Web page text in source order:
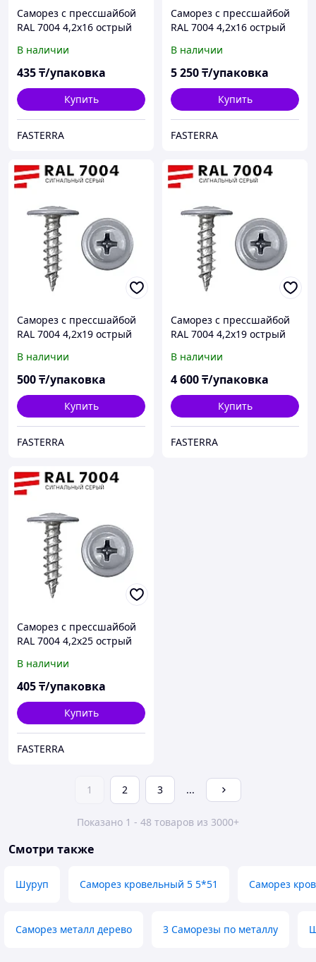
Саморез с прессшайбой
RAL 7004 4,2х16 острый
В наличии
435₸/упаковка
Купить
FASTERRA
Саморез с прессшайбой
RAL 7004 4,2х16 острый
В наличии
5 250₸/упаковка
Купить
FASTERRA
Саморез с прессшайбой
RAL 7004 4,2х19 острый
В наличии
500₸/упаковка
Купить
FASTERRA
Саморез с прессшайбой
RAL 7004 4,2х19 острый
В наличии
4 600₸/упаковка
Купить
FASTERRA
Саморез с прессшайбой
RAL 7004 4,2х25 острый
В наличии
405₸/упаковка
Купить
FASTERRA
1 2 3 ...
Показано 1 - 48 товаров из 3000+
Смотри также
Шуруп Саморез кровельный 5 5*51 Саморез
Саморез металл дерево 3 Саморезы по металлу